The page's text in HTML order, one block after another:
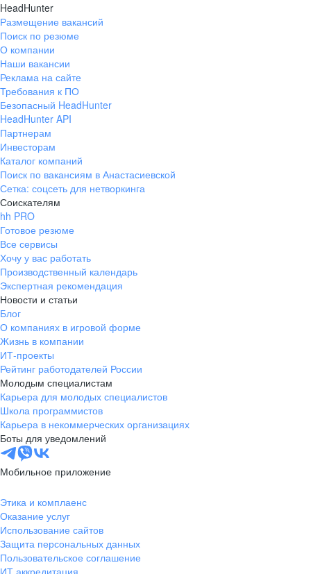
HeadHunter
Размещение вакансий
Поиск по резюме
О компании
Наши вакансии
Реклама на сайте
Требования к ПО
Безопасный HeadHunter
HeadHunter API
Партнерам
Инвесторам
Каталог компаний
Поиск по вакансиям в Анастасиевской
Сетка: соцсеть для нетворкинга
Соискателям
hh PRO
Готовое резюме
Все сервисы
Хочу у вас работать
Производственный календарь
Экспертная рекомендация
Новости и статьи
Блог
О компаниях в игровой форме
Жизнь в компании
ИТ-проекты
Рейтинг работодателей России
Молодым специалистам
Карьера для молодых специалистов
Школа программистов
Карьера в некоммерческих организациях
Боты для уведомлений
Мобильное приложение
Этика и комплаенс
Оказание услуг
Использование сайтов
Защита персональных данных
Пользовательское соглашение